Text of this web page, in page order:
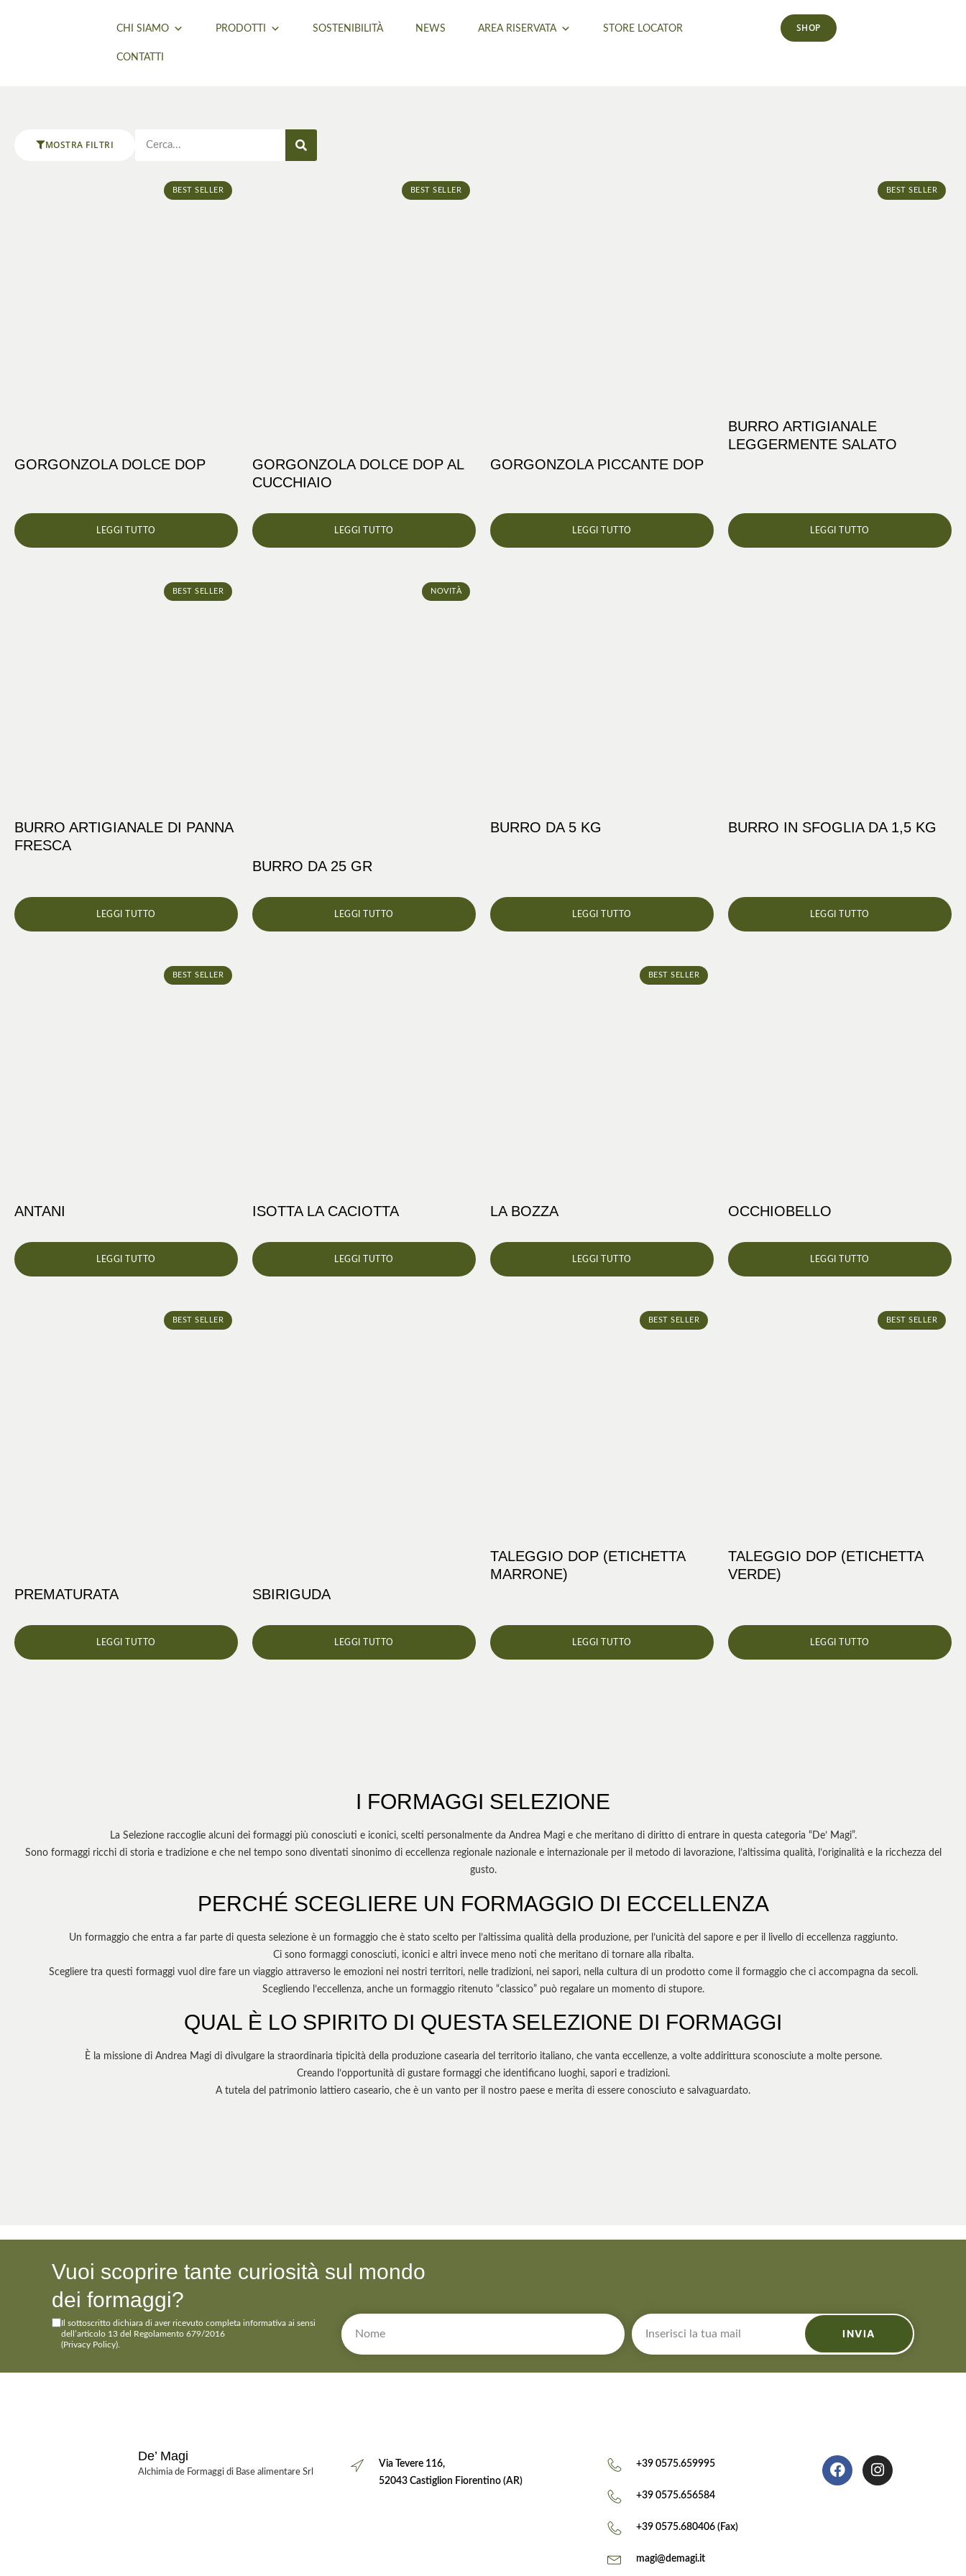
CHI SIAMO PRODOTTI SOSTENIBILITÀ NEWS AREA RISERVATA STORE LOCATOR
CONTATTI
SHOP
MOSTRA FILTRI
BEST SELLER
GORGONZOLA DOLCE DOP
LEGGI TUTTO
BEST SELLER
GORGONZOLA DOLCE DOP AL
CUCCHIAIO
LEGGI TUTTO
GORGONZOLA PICCANTE DOP
LEGGI TUTTO
BEST SELLER
BURRO ARTIGIANALE
LEGGERMENTE SALATO
LEGGI TUTTO
BEST SELLER
BURRO ARTIGIANALE DI PANNA
FRESCA
LEGGI TUTTO
NOVITÀ
BURRO DA 25 GR
LEGGI TUTTO
BURRO DA 5 KG
LEGGI TUTTO
BURRO IN SFOGLIA DA 1,5 KG
LEGGI TUTTO
BEST SELLER
ANTANI
LEGGI TUTTO
ISOTTA LA CACIOTTA
LEGGI TUTTO
BEST SELLER
LA BOZZA
LEGGI TUTTO
OCCHIOBELLO
LEGGI TUTTO
BEST SELLER
PREMATURATA
LEGGI TUTTO
SBIRIGUDA
LEGGI TUTTO
BEST SELLER
TALEGGIO DOP (ETICHETTA
MARRONE)
LEGGI TUTTO
BEST SELLER
TALEGGIO DOP (ETICHETTA
VERDE)
LEGGI TUTTO
I FORMAGGI SELEZIONE
La Selezione raccoglie alcuni dei formaggi più conosciuti e iconici, scelti personalmente da Andrea Magi e che meritano di diritto di entrare in questa categoria “De’ Magi”.
Sono formaggi ricchi di storia e tradizione e che nel tempo sono diventati sinonimo di eccellenza regionale nazionale e internazionale per il metodo di lavorazione, l’altissima qualità, l’originalità e la ricchezza del
gusto.
PERCHÉ SCEGLIERE UN FORMAGGIO DI ECCELLENZA
Un formaggio che entra a far parte di questa selezione è un formaggio che è stato scelto per l’altissima qualità della produzione, per l’unicità del sapore e per il livello di eccellenza raggiunto.
Ci sono formaggi conosciuti, iconici e altri invece meno noti che meritano di tornare alla ribalta.
Scegliere tra questi formaggi vuol dire fare un viaggio attraverso le emozioni nei nostri territori, nelle tradizioni, nei sapori, nella cultura di un prodotto come il formaggio che ci accompagna da secoli.
Scegliendo l’eccellenza, anche un formaggio ritenuto “classico” può regalare un momento di stupore.
QUAL È LO SPIRITO DI QUESTA SELEZIONE DI FORMAGGI
È la missione di Andrea Magi di divulgare la straordinaria tipicità della produzione casearia del territorio italiano, che vanta eccellenze, a volte addirittura sconosciute a molte persone.
Creando l’opportunità di gustare formaggi che identificano luoghi, sapori e tradizioni.
A tutela del patrimonio lattiero caseario, che è un vanto per il nostro paese e merita di essere conosciuto e salvaguardato.
Vuoi scoprire tante curiosità sul mondo
dei formaggi?
Il sottoscritto dichiara di aver ricevuto completa informativa ai sensi
dell’articolo 13 del Regolamento 679/2016
(Privacy Policy)
INVIA
De’ Magi
Alchimia de Formaggi di Base alimentare Srl
Via Tevere 116,
52043 Castiglion Fiorentino (AR)
+39 0575.659995
+39 0575.656584
+39 0575.680406 (Fax)
magi@demagi.it